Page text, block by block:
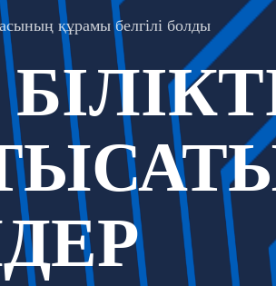
құрамы белгілі болды